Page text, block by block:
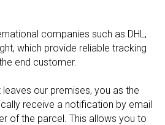
companies such as DHL,
which provide reliable tracking
end customer.
our premises, you as the
receive a notification by email
of the parcel. This allows you to